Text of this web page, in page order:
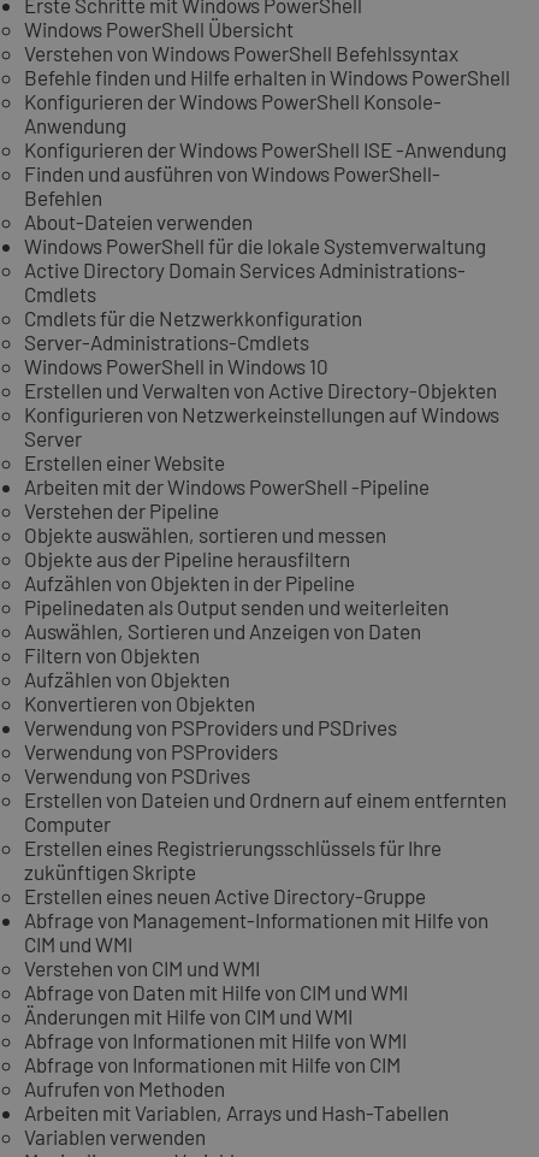
Windows PowerShell Übersicht
Verstehen von Windows PowerShell Befehlssyntax
Befehle finden und Hilfe erhalten in Windows PowerShell
Konfigurieren der Windows PowerShell Konsole-
Anwendung
Konfigurieren der Windows PowerShell ISE -Anwendung
Finden und ausführen von Windows PowerShell-
Befehlen
About-Dateien verwenden
Windows PowerShell für die lokale Systemverwaltung
Active Directory Domain Services Administrations-
Cmdlets
Cmdlets für die Netzwerkkonfiguration
Server-Administrations-Cmdlets
Windows PowerShell in Windows 10
Erstellen und Verwalten von Active Directory-Objekten
Konfigurieren von Netzwerkeinstellungen auf Windows
Server
Erstellen einer Website
Arbeiten mit der Windows PowerShell -Pipeline
Verstehen der Pipeline
Objekte auswählen, sortieren und messen
Objekte aus der Pipeline herausfiltern
Aufzählen von Objekten in der Pipeline
Pipelinedaten als Output senden und weiterleiten
Auswählen, Sortieren und Anzeigen von Daten
Filtern von Objekten
Aufzählen von Objekten
Konvertieren von Objekten
Verwendung von PSProviders und PSDrives
Verwendung von PSProviders
Verwendung von PSDrives
Erstellen von Dateien und Ordnern auf einem entfernten
Computer
Erstellen eines Registrierungsschlüssels für Ihre
zukünftigen Skripte
Erstellen eines neuen Active Directory-Gruppe
Abfrage von Management-Informationen mit Hilfe von
CIM und WMI
Verstehen von CIM und WMI
Abfrage von Daten mit Hilfe von CIM und WMI
Änderungen mit Hilfe von CIM und WMI
Abfrage von Informationen mit Hilfe von WMI
Abfrage von Informationen mit Hilfe von CIM
Aufrufen von Methoden
Arbeiten mit Variablen, Arrays und Hash-Tabellen
Variablen verwenden